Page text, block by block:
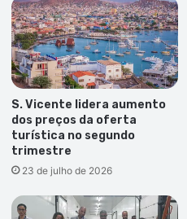
S. Vicente lidera aumento
dos preços da oferta
turística no segundo
trimestre
23 de julho de 2026